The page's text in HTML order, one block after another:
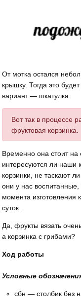
От мотка остался
крышку. Тогда это
вариант — шкатулка.
Вот так в процессе
фруктовая корзинка.
Временно она стоит на
интересуются ли наши
корзинки, не таскают
они у нас
момента изготовления
суток.
Да, фрукты вязать
а корзинка с грибами?
Ход работы
Условные
сбн — столбик без